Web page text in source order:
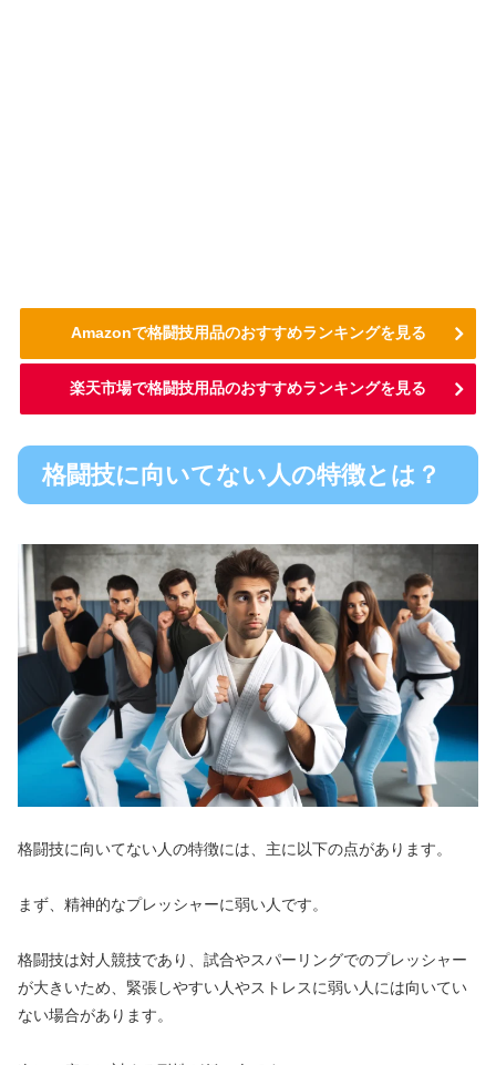
Amazonで格闘技用品のおすすめランキングを見る
楽天市場で格闘技用品のおすすめランキングを見る
格闘技に向いてない人の特徴とは？
格闘技に向いてない人の特徴には、主に以下の点があります。
まず、精神的なプレッシャーに弱い人です。
格闘技は対人競技であり、試合やスパーリングでのプレッシャー
が大きいため、緊張しやすい人やストレスに弱い人には向いてい
ない場合があります。